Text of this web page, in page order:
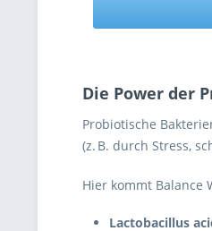
Die Power der
Probiotische
(z. B. durch Stress,
Hier kommt Balance
Lactobacillus